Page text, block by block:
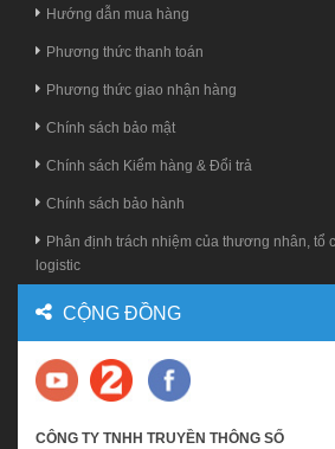
Hướng dẫn mua hàng
Phương thức thanh toán
Phương thức giao nhận hàng
Chính sách bảo mật
Chính sách Kiểm hàng & Đổi trả
Chính sách bảo hành
Phân định trách nhiệm của thương nhân, tổ
logistic
CỘNG ĐỒNG
CÔNG TY TNHH TRUYỀN THÔNG SỐ